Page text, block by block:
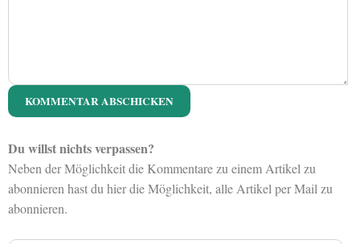
Du willst nichts verpassen?
Neben der Möglichkeit die Kommentare zu einem Artikel zu
abonnieren hast du hier die Möglichkeit, alle Artikel per Mail zu
abonnieren.